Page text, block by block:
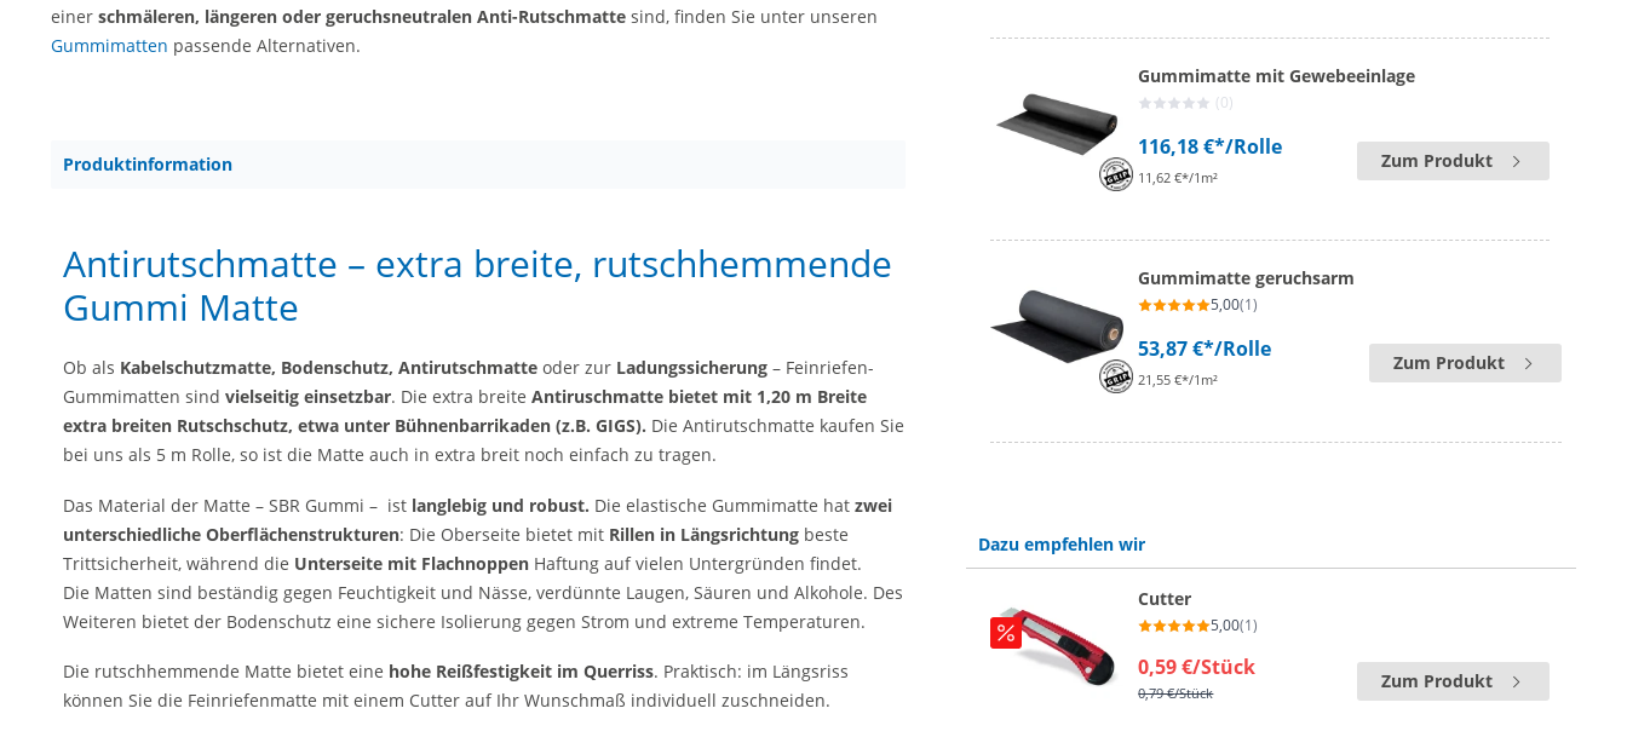
einer schmäleren, längeren oder geruchsneutralen Anti-Rutschmatte sind, finden Sie unter unseren
Gummimatten passende Alternativen.
Produktinformation
Antirutschmatte – extra breite, rutschhemmende
Gummi Matte
Ob als Kabelschutzmatte, Bodenschutz, Antirutschmatte oder zur Ladungssicherung – Feinriefen-
Gummimatten sind vielseitig einsetzbar. Die extra breite Antiruschmatte bietet mit 1,20 m Breite
extra breiten Rutschschutz, etwa unter Bühnenbarrikaden (z.B. GIGS). Die Antirutschmatte kaufen Sie
bei uns als 5 m Rolle, so ist die Matte auch in extra breit noch einfach zu tragen.
Das Material der Matte – SBR Gummi – ist langlebig und robust. Die elastische Gummimatte hat zwei
unterschiedliche Oberflächenstrukturen: Die Oberseite bietet mit Rillen in Längsrichtung beste
Trittsicherheit, während die Unterseite mit Flachnoppen Haftung auf vielen Untergründen findet.
Die Matten sind beständig gegen Feuchtigkeit und Nässe, verdünnte Laugen, Säuren und Alkohole. Des
Weiteren bietet der Bodenschutz eine sichere Isolierung gegen Strom und extreme Temperaturen.
Die rutschhemmende Matte bietet eine hohe Reißfestigkeit im Querriss. Praktisch: im Längsriss
können Sie die Feinriefenmatte mit einem Cutter auf Ihr Wunschmaß individuell zuschneiden.
Gummimatte mit Gewebeeinlage
(0)
116,18 €*/Rolle
11,62 €*/1m²
Zum Produkt
Gummimatte geruchsarm
5,00(1)
53,87 €*/Rolle
21,55 €*/1m²
Zum Produkt
Dazu empfehlen wir
Cutter
5,00(1)
0,59 €/Stück
0,79 €/Stück
Zum Produkt